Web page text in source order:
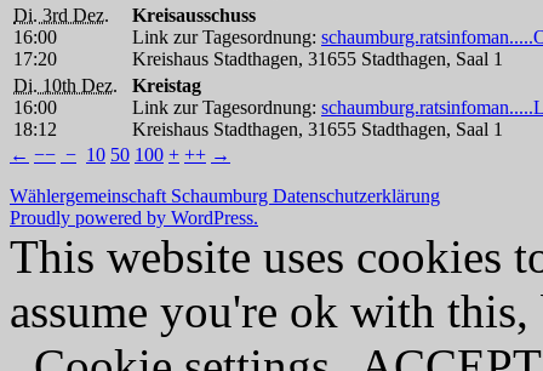
Di. 3rd Dez.
16:00
17:20
Kreisausschuss
Link zur Tagesordnung:
Kreishaus Stadthagen, 31655 Stadthagen, Saal 1
Di. 10th Dez.
16:00
18:12
Kreistag
Link zur Tagesordnung:
Kreishaus Stadthagen, 31655 Stadthagen, Saal 1
← −− − 10 50 100 + ++ →
Wählergemeinschaft Schaumburg Datenschutzerklärung
Proudly powered by WordPress.
This website uses cookies
assume you're ok with